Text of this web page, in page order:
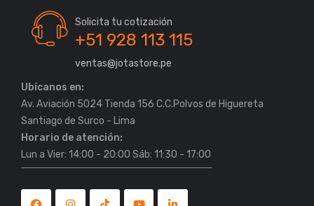
Solicita tu cotización
+51 928 113 115
ventas@jotastore.pe
Ubícanos en:
Av. Aviación 5024 Tienda 156 C.C.Polvos de Higuereta
Horario de atención:
Lun a Vier: 14:00 - 20:00 Sáb: 11:30 - 17:00